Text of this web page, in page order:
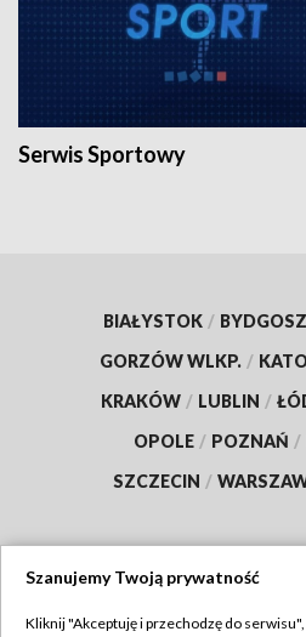
Serwis Sportowy
BIAŁYSTOK /
GORZÓW WLKP. /
KRAKÓW / LUBLIN /
OPOLE / POZNAŃ /
SZCZECIN /
Szanujemy Twoją prywatność
Kliknij "Akceptuję i przechodzę do serwisu",